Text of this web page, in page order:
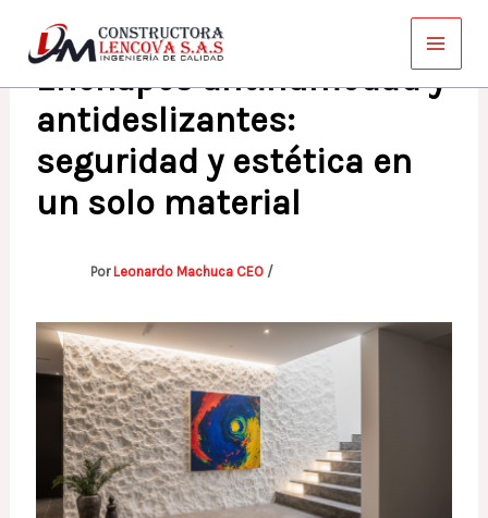
Enchapes antihumedad y
antideslizantes:
seguridad y estética en
un solo material
Por Leonardo Machuca CEO /